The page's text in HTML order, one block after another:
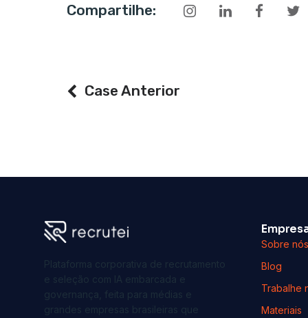
Compartilhe:
Case Anterior
Plataforma corporativa de recrutamento
e seleção com IA embarcada e
governança, feita para médias e
grandes empresas brasileiras que
Sobre nós
Blog
Trabalhe
Materiais